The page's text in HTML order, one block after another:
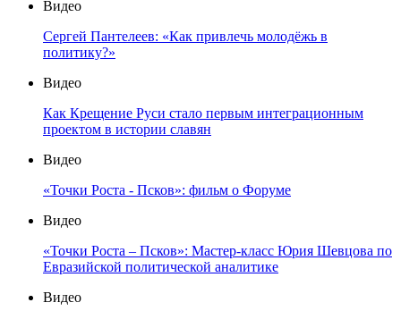
Видео
Сергей Пантелеев: «Как привлечь молодёжь в
политику?»
Видео
Как Крещение Руси стало первым интеграционным
проектом в истории славян
Видео
«Точки Роста - Псков»: фильм о Форуме
Видео
«Точки Роста – Псков»: Мастер-класс Юрия Шевцова по
Евразийской политической аналитике
Видео